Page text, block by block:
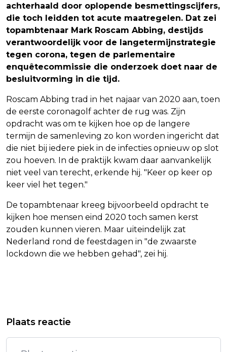
achterhaald door oplopende besmettingscijfers,
die toch leidden tot acute maatregelen. Dat zei
topambtenaar Mark Roscam Abbing, destijds
verantwoordelijk voor de langetermijnstrategie
tegen corona, tegen de parlementaire
enquêtecommissie die onderzoek doet naar de
besluitvorming in die tijd.
Roscam Abbing trad in het najaar van 2020 aan, toen
de eerste coronagolf achter de rug was. Zijn
opdracht was om te kijken hoe op de langere
termijn de samenleving zo kon worden ingericht dat
die niet bij iedere piek in de infecties opnieuw op slot
zou hoeven. In de praktijk kwam daar aanvankelijk
niet veel van terecht, erkende hij. "Keer op keer op
keer viel het tegen."
De topambtenaar kreeg bijvoorbeeld opdracht te
kijken hoe mensen eind 2020 toch samen kerst
zouden kunnen vieren. Maar uiteindelijk zat
Nederland rond de feestdagen in "de zwaarste
lockdown die we hebben gehad", zei hij.
NOORSE VOETBALSTERS
TOPAMBTENAAR:
LANGETERMIJNSTRATEGIE CORONA
Plaats reactie